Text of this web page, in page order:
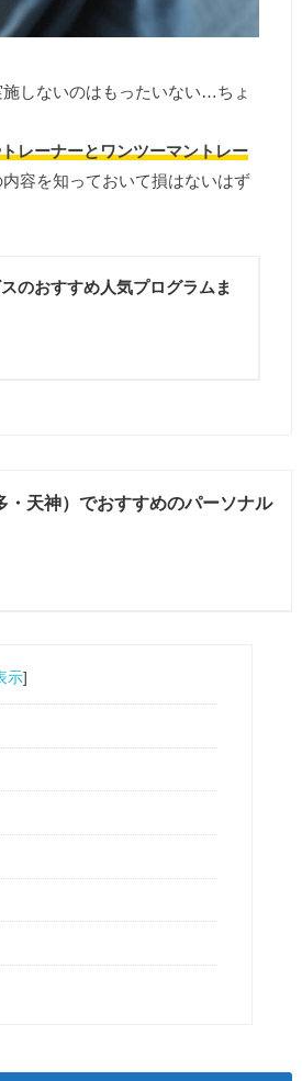
施しないのはもったいない…ちょ
レーナーとワンツーマントレー
容を知っておいて損はないはず
のおすすめ人気プログラムま
・天神）でおすすめのパーソナル
示]